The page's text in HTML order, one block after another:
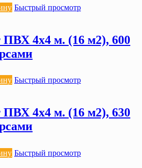
Быстрый просмотр
ПВХ 4х4 м. (16 м2), 600
Быстрый просмотр
ПВХ 4х4 м. (16 м2), 630
Быстрый просмотр